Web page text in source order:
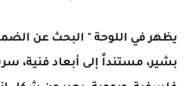
يظهر في اللوحة " البحث عن
بشير، مستنداً إلى أبعاد فنية،